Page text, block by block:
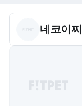
네코이찌